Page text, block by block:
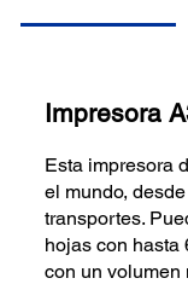
Impresora
Esta impresora
el mundo,
transportes.
hojas con hasta
con un volumen